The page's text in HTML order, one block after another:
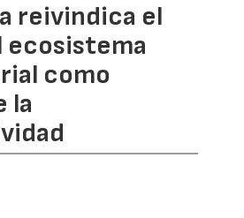
reivindica el
ecosistema
como
la